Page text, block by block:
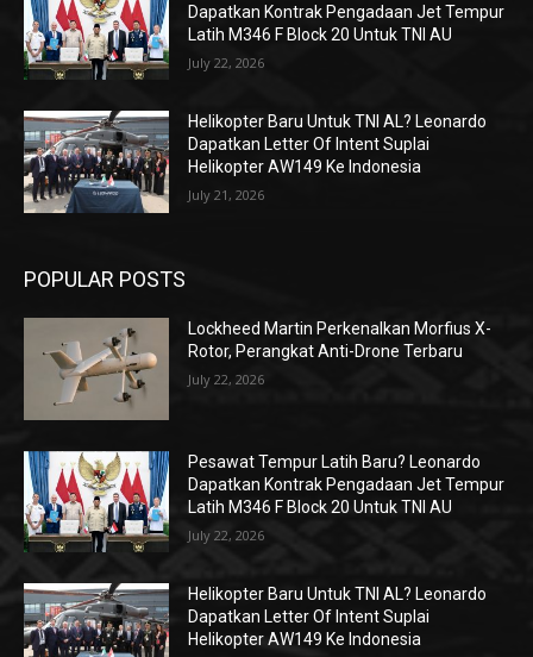
Dapatkan Kontrak Pengadaan Jet Tempur
Latih M346 F Block 20 Untuk TNI AU
July 22, 2026
Helikopter Baru Untuk TNI AL? Leonardo
Dapatkan Letter Of Intent Suplai
Helikopter AW149 Ke Indonesia
July 21, 2026
POPULAR POSTS
Lockheed Martin Perkenalkan Morfius X-
Rotor, Perangkat Anti-Drone Terbaru
July 22, 2026
Pesawat Tempur Latih Baru? Leonardo
Dapatkan Kontrak Pengadaan Jet Tempur
Latih M346 F Block 20 Untuk TNI AU
July 22, 2026
Helikopter Baru Untuk TNI AL? Leonardo
Dapatkan Letter Of Intent Suplai
Helikopter AW149 Ke Indonesia